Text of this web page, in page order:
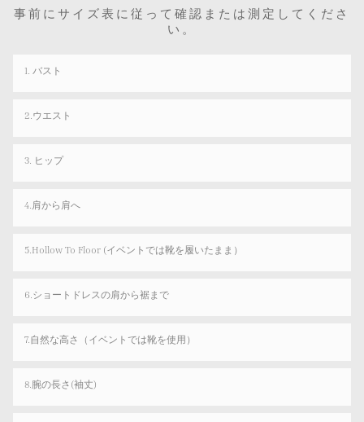
事前にサイズ表に従って確認または測定してくださ
い。
1. バスト
2.ウエスト
3. ヒップ
4.肩から肩へ
5.Hollow To Floor (イベントでは靴を履いたまま）
6.ショートドレスの肩から裾まで
7.自然な高さ（イベントでは靴を使用）
8.腕の長さ(袖丈)